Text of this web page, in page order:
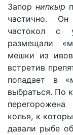
Запор нипкыр
частично.
частокол с
размещали
мешки из
встретив
попадает в
выбраться. По
колья, к
давали рыбе